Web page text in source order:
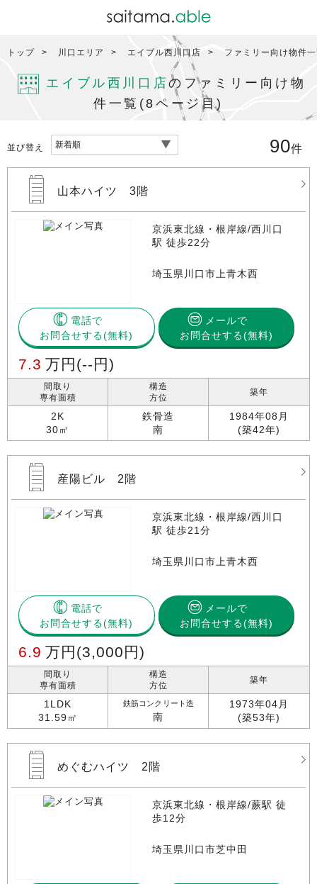
トップ 川口エリア エイブル西川口店 ファミリー向け物件
エイブル西川口店のファミリー向け物
件一覧(8ページ目)
並び替え 90件
山本ハイツ 3階
京浜東北線・根岸線/西川口
駅 徒歩22分
埼玉県川口市上青木西
電話で
お問合せする
メールで
お問合せする(無料)
7.3 万円 (--円)
間取り
専有面積
2K
30㎡
構造
方位
鉄骨造
南
築年
1984年08月
(築42年)
産陽ビル 2階
京浜東北線・根岸線/西川口
駅 徒歩21分
埼玉県川口市上青木西
電話で
お問合せする
メールで
お問合せする(無料)
6.9 万円 (3,000円)
間取り
専有面積
1LDK
31.59㎡
構造
方位
鉄筋コンクリート造
南
築年
1973年04月
(築53年)
めぐむハイツ 2階
京浜東北線・根岸線/蕨駅 徒
歩12分
埼玉県川口市芝中田